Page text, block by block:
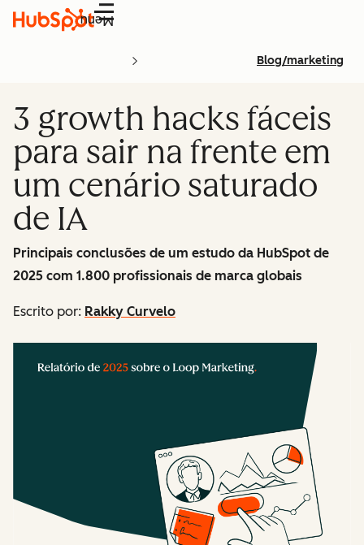
Menu
Blog/marketing
3 growth hacks fáceis
para sair na frente em
um cenário saturado
de IA
Principais conclusões de um estudo da HubSpot de
2025 com 1.800 profissionais de marca globais
Escrito por: Rakky Curvelo